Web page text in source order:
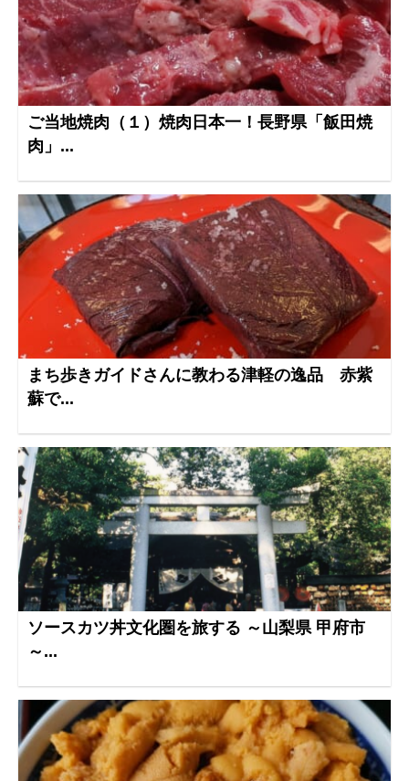
ご当地焼肉（１）焼肉日本一！長野県「飯田焼
肉」...
まち歩きガイドさんに教わる津軽の逸品 赤紫
蘇で...
ソースカツ丼文化圏を旅する ～山梨県 甲府市
～...